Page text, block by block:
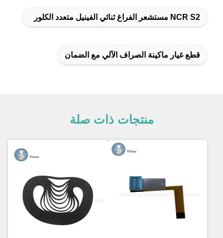
NCR S2 مستشعر الفراغ ثنائي الفينيل متعدد الكلور
قطع غيار ماكينة الصراف الآلي مع الضمان
منتجات ذات صلة